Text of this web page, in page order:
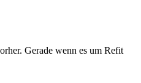
Gerade wenn es um Refit